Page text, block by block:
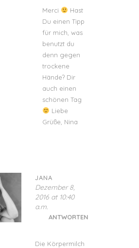
Merci
Hast
Du einen Tipp
für mich, was
benutzt du
denn gegen
trockene
Hände? Dir
auch einen
schönen Tag
Liebe
Grüße, Nina
JANA
Dezember 8,
2016 at 10:40
a.m.
ANTWORTEN
Die Körpermilch